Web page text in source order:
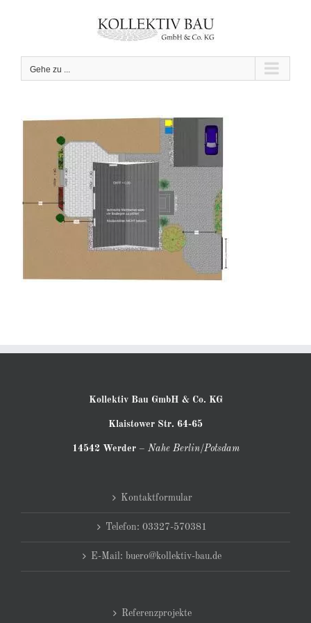
Gehe zu ...
Kollektiv Bau GmbH & Co. KG
Klaistower Str. 64-65
14542 Werder– Nahe Berlin/Potsdam
Kontaktformular
Telefon: 03327-570381
E-Mail: buero@kollektiv-bau.de
Referenzprojekte